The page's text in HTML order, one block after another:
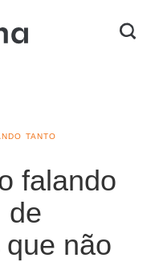
TANTO
falando
não